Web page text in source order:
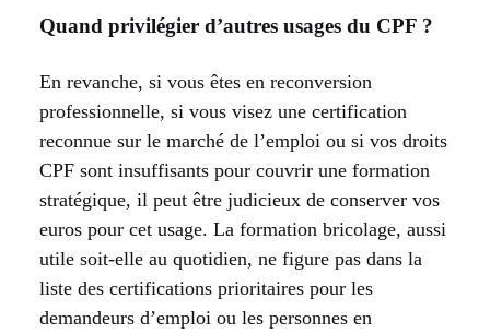
Quand privilégier d’autres usages du CPF ?
En revanche, si vous êtes en reconversion
professionnelle, si vous visez une certification
reconnue sur le marché de l’emploi ou si vos droits
CPF sont insuffisants pour couvrir une formation
stratégique, il peut être judicieux de conserver vos
euros pour cet usage. La formation bricolage, aussi
utile soit-elle au quotidien, ne figure pas dans la
liste des certifications prioritaires pour les
demandeurs d’emploi ou les personnes en